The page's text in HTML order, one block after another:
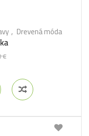
Drevená móda
€